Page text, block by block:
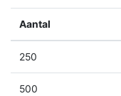
Aantal
250
500